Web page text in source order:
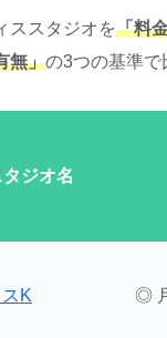
ススタジオを「料
無」の3つの基準で
タジオ名
K ◎